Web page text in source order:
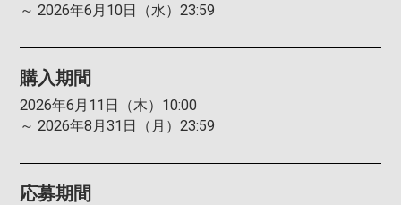
～ 2026年6月10日（水）23:59
購入期間
2026年6月11日（木）10:00
～ 2026年8月31日（月）23:59
応募期間